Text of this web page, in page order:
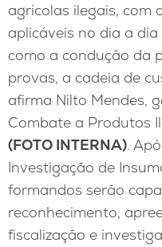
agrícolas ilegais, com
aplicáveis no dia a
como a condução da
provas, a cadeia de
afirma Nilto Mendes,
Combate a Produtos
(FOTO INTERNA).
Investigação de
formandos serão
reconhecimento,
fiscalização e